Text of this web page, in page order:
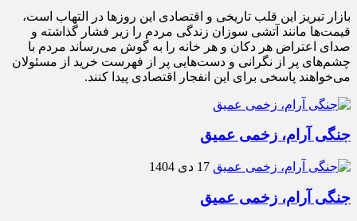
بازار تبریز این قلب تاریخی و اقتصادی این روزها در التهاب است،
قیمت‌ها مانند آتشی سوزان زندگی مردم را زیر فشار گذاشته و
صدای اعتراض هر دکان و هر خانه را به گوش می‌رساند مردم با
چشم‌های پر از نگرانی و دست‌هایی پر از فهرست خرید از مسئولان
می‌خواهند پاسخی برای این انفجار اقتصادی پیدا کنند.
جنگی آرام، زخمی عمیق
17 دی 1404
جنگی آرام، زخمی عمیق